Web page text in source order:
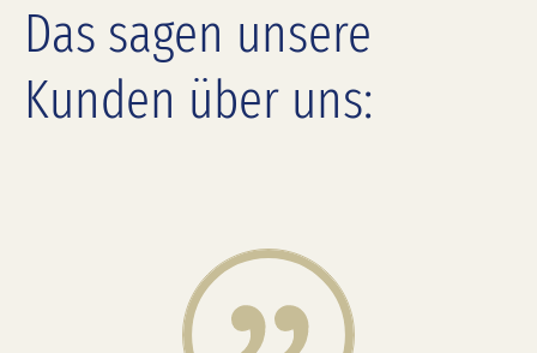
Das sagen unsere
Kunden über uns: